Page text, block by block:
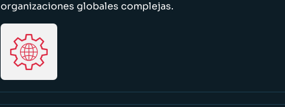
organizaciones globales complejas.